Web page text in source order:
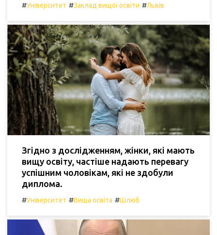
#Університет #Заклад вищої освіти #Львів
Згідно з дослідженням, жінки, які мають
вищу освіту, частіше надають перевагу
успішним чоловікам, які не здобули
диплома.
#Університет #Вища освіта #Шлюб